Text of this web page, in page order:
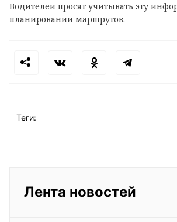
Водителей просят учитывать эту
планировании маршрутов.
Теги:
Лента новостей